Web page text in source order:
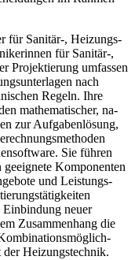
für Sanitär-, Heizungs-
für Sanitär-,
Projektierung umfassen
nach
Regeln. Ihre
mathematischer, na­
zur Aufgabenlösung,
Sie führen
Komponenten
und Leistungs­
neuer
Zusammenhang die
Heizungstechnik.